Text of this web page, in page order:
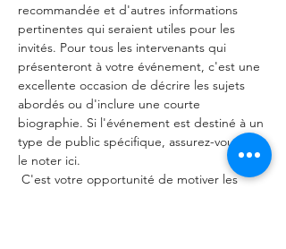
recommandée et d'autres informations
pertinentes qui seraient utiles pour les
invités. Pour tous les intervenants qui
présenteront à votre événement, c'est une
excellente occasion de décrire les sujets
abordés ou d'inclure une courte
biographie. Si l'événement est destiné à un
type de public spécifique, assurez-vous de
le noter ici.